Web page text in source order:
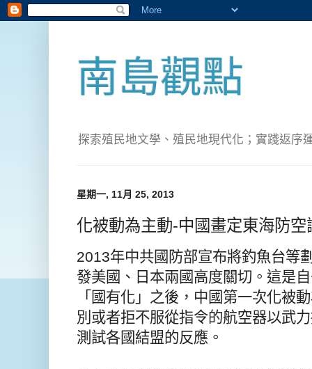
南島觀點
探索殖民地文學、殖民地現代化；實踐返序
星期一, 11月 25, 2013
化被動為主動-中國畫定東海防
2013年中共國防部宣布將釣魚台等
發美國、日本兩國高度關切。這是
「國有化」之後，中國第一次化被
別或者拒不服從指令的航空器以武
測試各國結盟的反應。